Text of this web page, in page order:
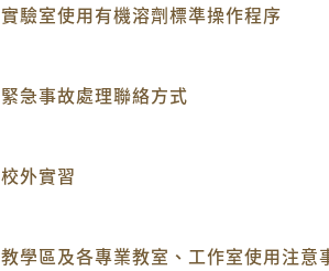
實驗室使用有機溶劑標準操作程序
緊急事故處理聯絡方式
校外實習
教學區及各專業教室、工作室使用注意